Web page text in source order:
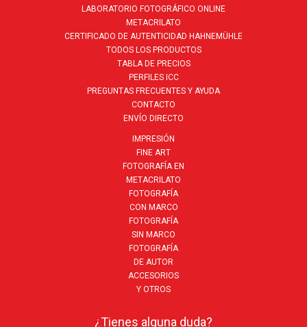
LABORATORIO FOTOGRÁFICO ONLINE
METACRILATO
CERTIFICADO DE AUTENTICIDAD HAHNEMÜHLE
TODOS LOS PRODUCTOS
TABLA DE PRECIOS
PERFILES ICC
PREGUNTAS FRECUENTES Y AYUDA
CONTACTO
ENVÍO DIRECTO
IMPRESIÓN
FINE ART
FOTOGRAFÍA EN
METACRILATO
FOTOGRAFÍA
CON MARCO
FOTOGRAFÍA
SIN MARCO
FOTOGRAFÍA
DE AUTOR
ACCESORIOS
Y OTROS
¿Tienes alguna duda?